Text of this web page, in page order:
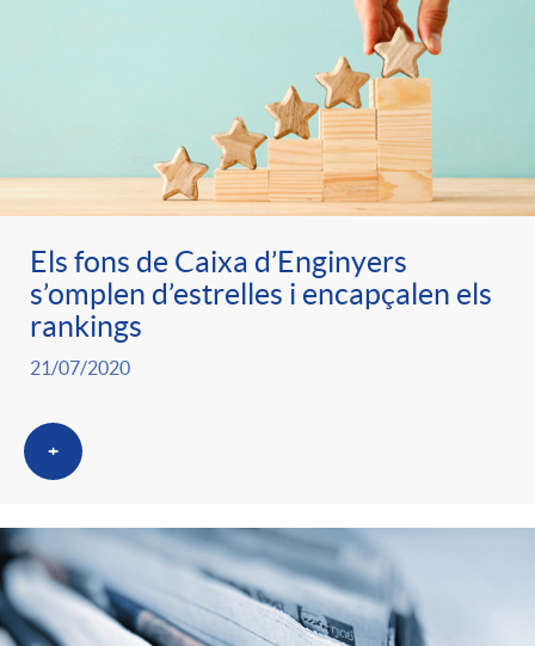
Els fons de Caixa d’Enginyers
s’omplen d’estrelles i encapçalen els
rankings
21/07/2020
+